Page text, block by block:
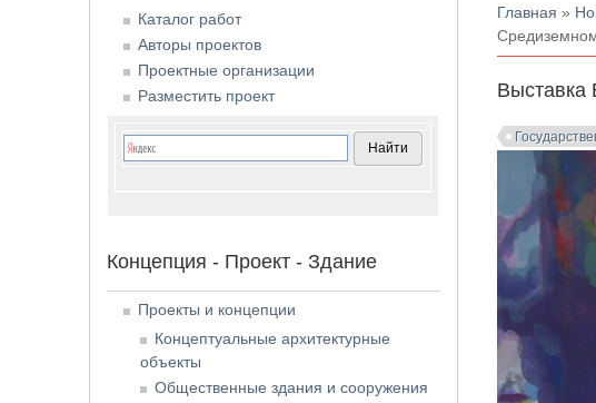
Вы здесь
Главная »
Выставка
Каталог работ
Авторы проектов
Проектные организации
Разместить проект
Концепция - Проект - Здание
Проекты и концепции
Концептуальные архитектурные
объекты
Общественные здания и сооружения